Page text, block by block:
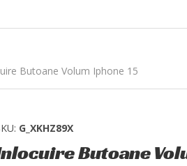
Butoane Volum Iphone 15
G_XKHZ89X
Butoane